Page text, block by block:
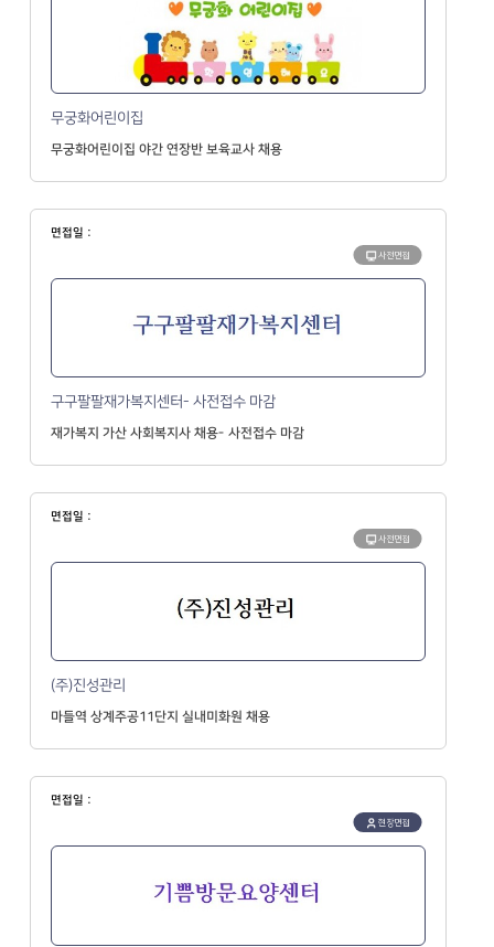
무궁화어린이집
무궁화어린이집 야간 연장반 보육교사 채용
면접일 :
사전면접
구구팔팔재가복지센터- 사전접수 마감
재가복지 가산 사회복지사 채용- 사전접수 마감
면접일 :
사전면접
(주)진성관리
마들역 상계주공11단지 실내미화원 채용
면접일 :
현장면접